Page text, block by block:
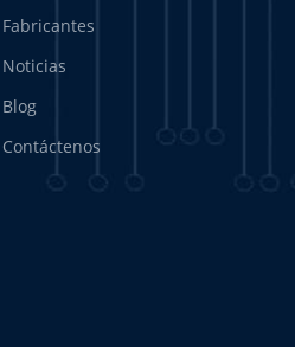
Fabricantes
Noticias
Blog
Contáctenos